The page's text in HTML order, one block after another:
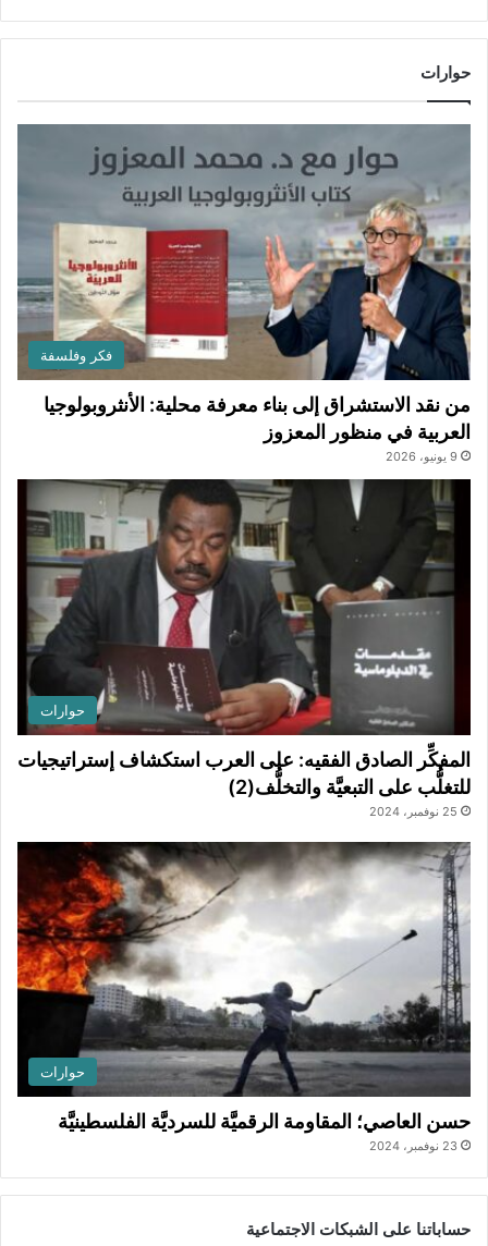
حوارات
فكر وفلسفة
من نقد الاستشراق إلى بناء معرفة محلية: الأنثروبولوجيا
العربية في منظور المعزوز
9 يونيو، 2026
حوارات
المفكِّر الصادق الفقيه: على العرب استكشاف إستراتيجيات
للتغلُّب على التبعيَّة والتخلُّف(2)
25 نوفمبر، 2024
حوارات
حسن العاصي؛ المقاومة الرقميَّة للسرديَّة الفلسطينيَّة
23 نوفمبر، 2024
حساباتنا على الشبكات الاجتماعية